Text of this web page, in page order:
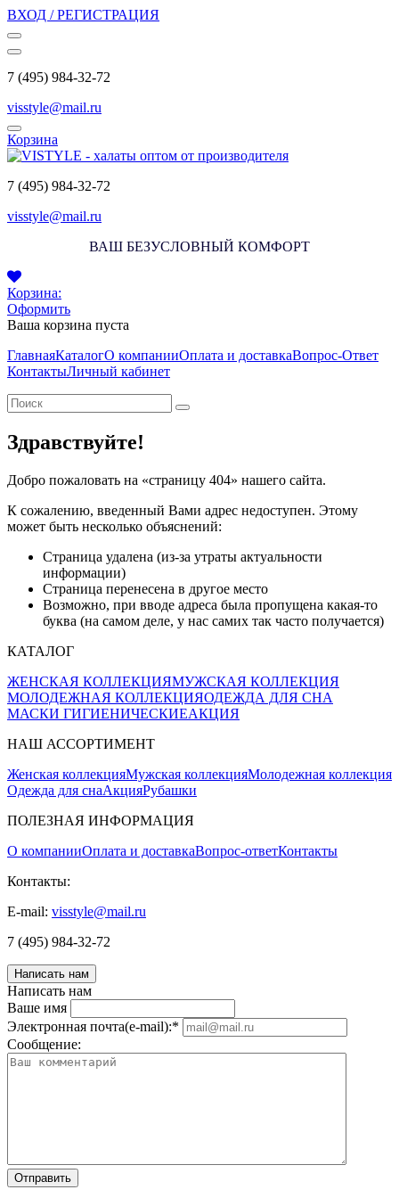
ВХОД / РЕГИСТРАЦИЯ
7 (495) 984-32-72
visstyle@mail.ru
Корзина
7 (495) 984-32-72
visstyle@mail.ru
ВАШ БЕЗУСЛОВНЫЙ КОМФОРТ
Корзина:
Оформить
Ваша корзина пуста
ГлавнаяКаталогО компанииОплата и доставкаВопрос-Ответ
КонтактыЛичный кабинет
Здравствуйте!
Добро пожаловать на «страницу 404» нашего сайта.
К сожалению, введенный Вами адрес недоступен. Этому
может быть несколько объяснений:
Страница удалена (из-за утраты актуальности
информации)
Страница перенесена в другое место
Возможно, при вводе адреса была пропущена какая-то
буква (на самом деле, у нас самих так часто получается)
КАТАЛОГ
ЖЕНСКАЯ КОЛЛЕКЦИЯМУЖСКАЯ КОЛЛЕКЦИЯ
МОЛОДЕЖНАЯ КОЛЛЕКЦИЯОДЕЖДА ДЛЯ СНА
МАСКИ ГИГИЕНИЧЕСКИЕАКЦИЯ
НАШ АССОРТИМЕНТ
Женская коллекцияМужская коллекцияМолодежная коллекция
Одежда для снаАкцияРубашки
ПОЛЕЗНАЯ ИНФОРМАЦИЯ
О компанииОплата и доставкаВопрос-ответКонтакты
Контакты:
E-mail: visstyle@mail.ru
7 (495) 984-32-72
Написать нам
Написать нам
Ваше имя
Электронная почта(e-mail):*
Соoбщение: